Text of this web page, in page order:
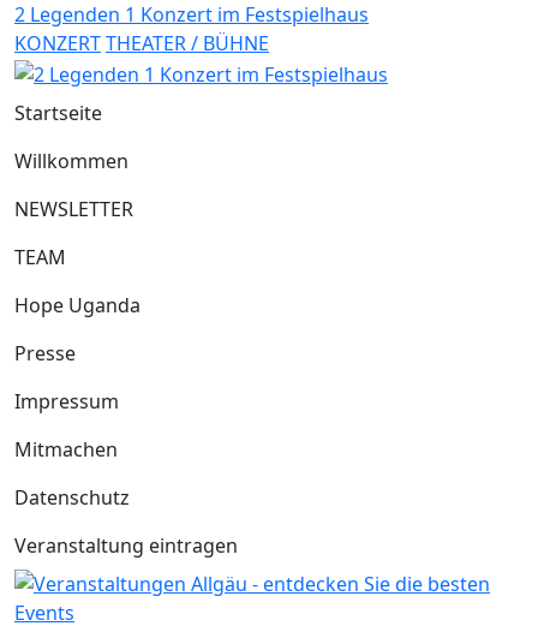
2 Legenden 1 Konzert im Festspielhaus
KONZERTTHEATER / BÜHNE
Startseite
Willkommen
NEWSLETTER
TEAM
Hope Uganda
Presse
Impressum
Mitmachen
Datenschutz
Veranstaltung eintragen